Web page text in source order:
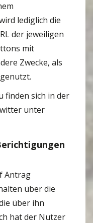
lediglich die
der jeweiligen
mit
Zwecke, als
finden sich in der
unter
Antrag
über die
über ihn
hat der Nutzer